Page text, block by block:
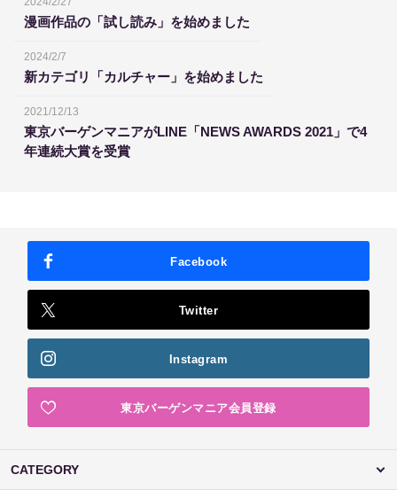
漫画作品の「試し読み」を始めました
2024/2/7
新カテゴリ「カルチャー」を始めました
2021/12/13
東京バーゲンマニアがLINE「NEWS AWARDS 2021」で4
年連続大賞を受賞
Facebook
Twitter
Instagram
東京バーゲンマニア会員登録
CATEGORY